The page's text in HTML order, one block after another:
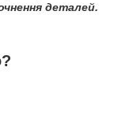
деталей.